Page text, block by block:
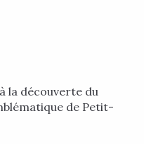
la découverte du
de Petit-